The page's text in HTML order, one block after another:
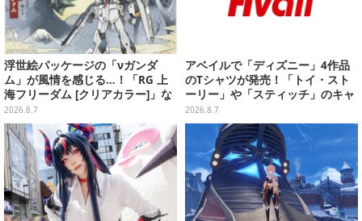
浮世絵パッケージの「νガンダ
ム」が風情を感じる…！「RG 上
海フリーダム [クリアカラー]」な
どガンプラ2商品が8月順次発売
2026.8.7
アベイルで「ディズニー」4作品
のTシャツが発売！「トイ・スト
ーリー」や「スティッチ」のキャ
ラを刺しゅうでデザイン
2026.8.7